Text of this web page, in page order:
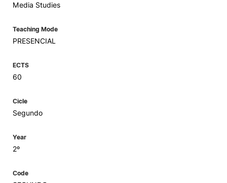
Media Studies
Teaching Mode
PRESENCIAL
ECTS
60
Cicle
Segundo
Year
2º
Code